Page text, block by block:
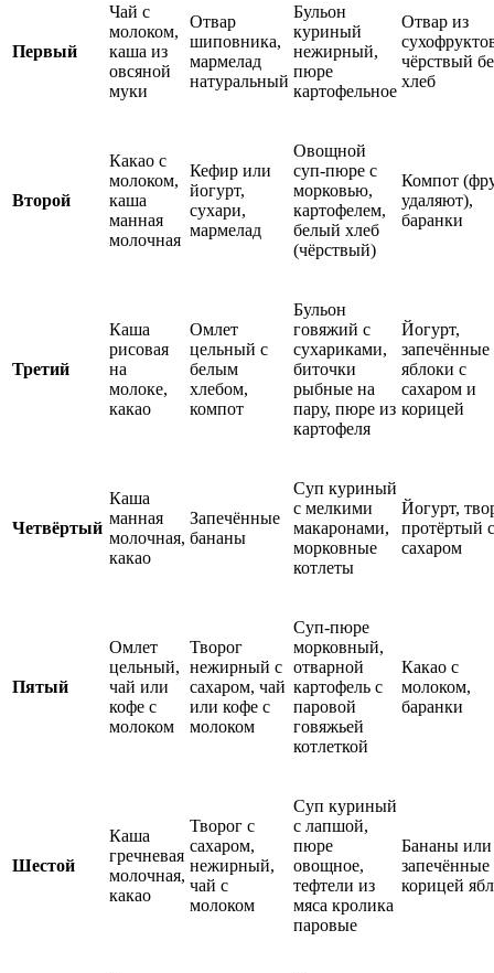
Первый
Чай с
молоком,
каша из
овсяной
муки
Отвар
шиповника,
мармелад
натуральный
Бульон
куриный
нежирный,
пюре
картофельное
Отвар из
чёрствый
хлеб
Второй
Какао с
молоком,
каша
манная
молочная
Кефир или
йогурт,
сухари,
мармелад
Овощной
суп-пюре с
морковью,
картофелем,
белый хлеб
(чёрствый)
Компот
удаляют),
баранки
Третий
Каша
рисовая
на
молоке,
какао
Омлет
цельный с
белым
хлебом,
компот
Бульон
говяжий с
сухариками,
биточки
рыбные на
пару, пюре из
картофеля
Йогурт,
запечённые
яблоки с
сахаром и
корицей
Четвёртый
Каша
манная
молочная,
какао
Запечённые
бананы
Суп куриный
с мелкими
макаронами,
морковные
котлеты
Йогурт,
протёртый с
сахаром
Пятый
Омлет
цельный,
чай или
кофе с
молоком
Творог
нежирный с
сахаром, чай
или кофе с
молоком
Суп-пюре
морковный,
отварной
картофель с
паровой
говяжьей
котлеткой
Какао с
молоком,
баранки
Шестой
Каша
гречневая
молочная,
какао
Творог с
сахаром,
нежирный,
чай с
молоком
Суп куриный
с лапшой,
пюре
овощное,
тефтели из
мяса кролика
паровые
Бананы или
запечённые
корицей